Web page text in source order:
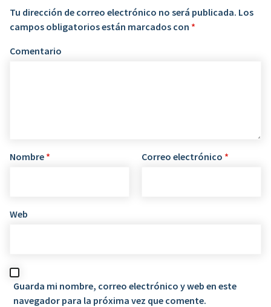
Tu dirección de correo electrónico no será publicada. Los
campos obligatorios están marcados con *
Comentario
Nombre * Correo electrónico *
Web
Guarda mi nombre, correo electrónico y web en este
navegador para la próxima vez que comente.